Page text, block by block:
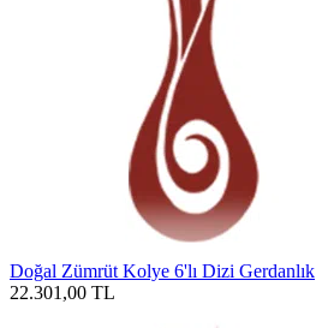
Doğal Zümrüt Kolye 6'lı Dizi Gerdanlık
22.301,00 TL